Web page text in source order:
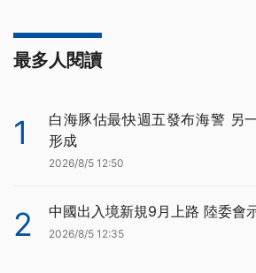
最多人閱讀
1
白海豚估最快週五發布海警 另
形成
2026/8/5 12:50
2 中國出入境新規9月上路 陸委會
2026/8/5 12:35